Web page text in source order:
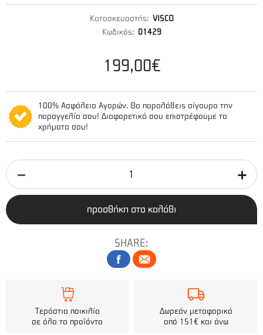
Κατασκευαστής: VISCO
Κωδικός: 01429
199,00€
100% Ασφάλεια Αγορών. Θα παραλάβεις σίγουρα την
παραγγελία σου! Διαφορετικά σου επιστρέφουμε τα
χρήματα σου!
προσθήκη στο καλάθι
SHARE:
Τεράστια ποικιλία
σε όλα τα προϊόντα
Δωρεάν μεταφορικά
από 151€ και άνω